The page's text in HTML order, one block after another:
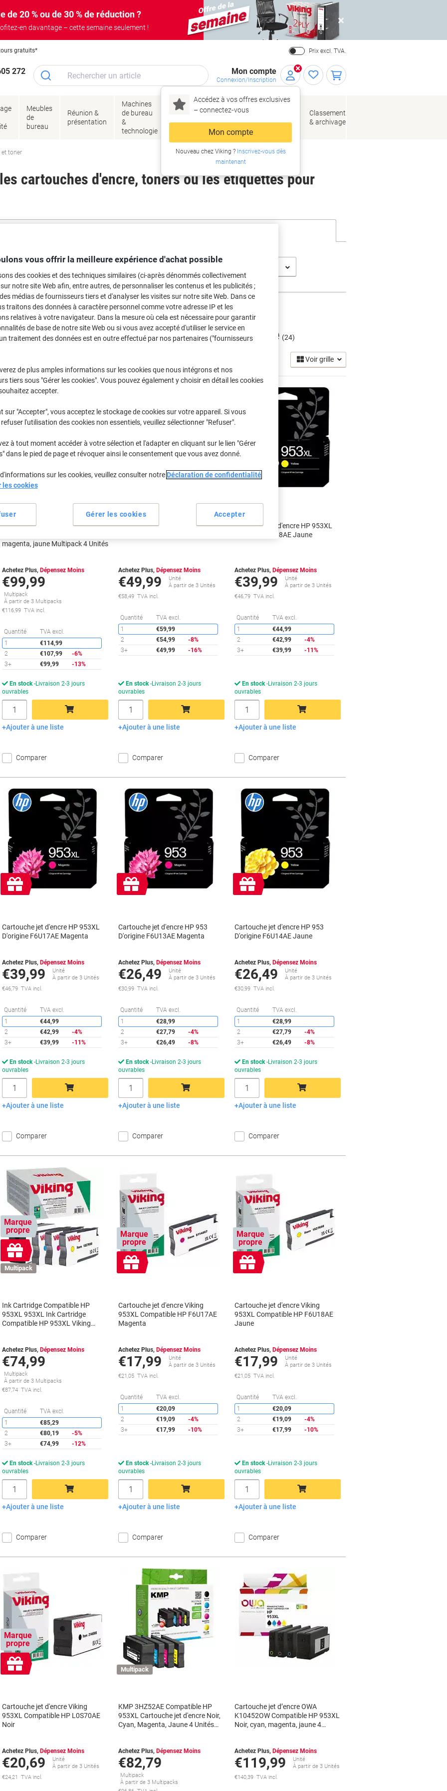
de 20 % ou de 30 % de réduction ?
en davantage – cette semaine seulement !
Close
gratuits* Prix excl. TVA.
272 Mon compte
Connexion/Inscription
Accédez à vos offres exclusives
– connectez‑vous
Mon compte
Nouveau chez Viking ?Inscrivez-vous dès
maintenant
Meubles
de
bureau
Réunion &
présentation
Machines
de bureau
&
technologie
Encres
Papier,
enveloppes
&
emballage
de bureau
Classement
& archivage
et toner
cartouches d'encre, toners ou les étiquettes pour
les cartouches précédemment achetéesSe connecter
Officejet Pro 7720 WF Cartouches Jet Encre (24)
Voir grille
gratuit
Multipack
Cartouche jet d'encre HP 953
magenta, jaune Multipack 4 Unités
Achetez Plus, Dépensez Moins
€99,99
Multipack
À partir de 3 Multipacks
€116,99 TVA incl.
Quantité TVA excl.
Économies
1
€114,99
2
€107,99
-6%
3+
€99,99 -13%
En stock Livraison 2-3 jours
ouvrables
Quantité
Ajouter au panier
Ajouter à une liste
Comparer
Cadeau
Cartouche jet d'encre HP 953XL
Achetez Plus, Dépensez Moins
€49,99
Unité
À partir de 3 Unités
€58,49 TVA incl.
Quantité TVA excl.
Économies
1
€59,99
2
€54,99
-8%
3+
€49,99 -16%
En stock Livraison 2-3 jours
ouvrables
Quantité
Ajouter au panier
Ajouter à une liste
Comparer
Cadeau
Cartouche jet d'encre HP 953XL
D'origine F6U18AE Jaune
Achetez Plus, Dépensez Moins
€39,99
Unité
À partir de 3 Unités
€46,79 TVA incl.
Quantité TVA excl.
1
€44,99
2
€42,99
-4%
3+
€39,99 -11%
En stock Livraison 2-3 jours
ouvrables
Quantité
Ajouter au panier
Ajouter à une liste
Comparer
Cadeau
gratuit
Cartouche jet d'encre HP 953XL
D'origine F6U17AE Magenta
Achetez Plus, Dépensez Moins
€39,99
Unité
À partir de 3 Unités
€46,79 TVA incl.
Quantité TVA excl.
Économies
1
€44,99
2
€42,99
-4%
3+
€39,99 -11%
En stock Livraison 2-3 jours
ouvrables
Quantité
Ajouter au panier
Ajouter à une liste
Comparer
Cadeau
gratuit
Cartouche jet d'encre HP 953
D'origine F6U13AE Magenta
Achetez Plus, Dépensez Moins
€26,49
Unité
À partir de 3 Unités
€30,99 TVA incl.
Quantité TVA excl.
Économies
1
€28,99
2
€27,79
-4%
3+
€26,49 -8%
En stock Livraison 2-3 jours
ouvrables
Quantité
Ajouter au panier
Ajouter à une liste
Comparer
Cadeau
gratuit
Cartouche jet d'encre HP 953
D'origine F6U14AE Jaune
Achetez Plus, Dépensez Moins
€26,49
Unité
À partir de 3 Unités
€30,99 TVA incl.
Quantité TVA excl.
1
€28,99
2
€27,79
-4%
3+
€26,49 -8%
En stock Livraison 2-3 jours
ouvrables
Quantité
Ajouter au panier
Ajouter à une liste
Comparer
Marque
propre
Cadeau
gratuit
Multipack
Ink Cartridge Compatible HP
953XL 953XL Ink Cartridge
Compatible HP 953XL Viking
Achetez Plus, Dépensez Moins
€74,99
Multipack
À partir de 3 Multipacks
€87,74 TVA incl.
Quantité TVA excl.
Économies
1
€85,29
2
€80,19
-5%
3+
€74,99 -12%
En stock Livraison 2-3 jours
ouvrables
Quantité
Ajouter au panier
Ajouter à une liste
Comparer
Marque
propre
Cadeau
gratuit
Cartouche jet d'encre Viking
953XL Compatible HP F6U17AE
Magenta
Achetez Plus, Dépensez Moins
€17,99
Unité
À partir de 3 Unités
€21,05 TVA incl.
Quantité TVA excl.
Économies
1
€20,09
2
€19,09
-4%
3+
€17,99 -10%
En stock Livraison 2-3 jours
ouvrables
Quantité
Ajouter au panier
Ajouter à une liste
Comparer
Marque
propre
Cadeau
gratuit
Cartouche jet d'encre Viking
953XL Compatible HP F6U18AE
Jaune
Achetez Plus, Dépensez Moins
€17,99
Unité
À partir de 3 Unités
€21,05 TVA incl.
Quantité TVA excl.
1
€20,09
2
€19,09
-4%
3+
€17,99 -10%
En stock Livraison 2-3 jours
ouvrables
Quantité
Ajouter au panier
Ajouter à une liste
Comparer
Marque
propre
Cadeau
gratuit
Cartouche jet d'encre Viking
953XL Compatible HP L0S70AE
Noir
Achetez Plus, Dépensez Moins
€20,69
Unité
À partir de 3 Unités
€24,21 TVA incl.
Multipack
KMP 3HZ52AE Compatible HP
953XL Cartouche jet d'encre Noir,
Cyan, Magenta, Jaune 4 Unités
Achetez Plus, Dépensez Moins
€82,79
Multipack
À partir de 3 Multipacks
Cartouche jet d’encre OWA
K10452OW Compatible HP 953XL
Noir, cyan, magenta, jaune 4
Achetez Plus, Dépensez Moins
€119,99
Unité
À partir de 3 Unités
€140,39 TVA incl.
vous offrir la meilleure expérience d'achat possible
des cookies et des techniques similaires (ci-après dénommés collectivement
notre site Web afin, entre autres, de personnaliser les contenus et les publicités ;
médias de fournisseurs tiers et d'analyser les visites sur notre site Web. Dans ce
traitons des données à caractère personnel comme votre adresse IP et les
relatives à votre navigateur. Dans la mesure où cela est nécessaire pour garantir
de base de notre site Web ou si vous avez accepté d'utiliser le service en
traitement des données est en outre effectué par nos partenaires ("fournisseurs
de plus amples informations sur les cookies que nous intégrons et nos
tiers sous "Gérer les cookies". Vous pouvez également y choisir en détail les cookies
accepter.
sur "Accepter", vous acceptez le stockage de cookies sur votre appareil. Si vous
l'utilisation des cookies non essentiels, veuillez sélectionner "Refuser".
à tout moment accéder à votre sélection et l'adapter en cliquant sur le lien "Gérer
dans le pied de page et révoquer ainsi le consentement que vous avez donné.
sur les cookies, veuillez consulter notre Déclaration de confidentialité
les cookies
Gérer les cookies Accepter